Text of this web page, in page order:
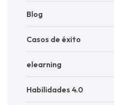
Blog
Casos de éxito
elearning
Habilidades 4.0